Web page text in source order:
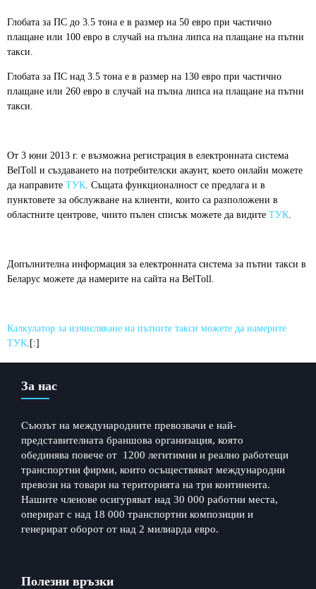
Глобата за ПС до 3.5 тона е в размер на 50 евро при частично
плащане или 100 eвро в случай на пълна липса на плащане на пътни
такси.
Глобата за ПС над 3.5 тона е в размер на 130 евро при частично
плащане или 260 eвро в случай на пълна липса на плащане на пътни
такси.
От 3 юни 2013 г. е възможна регистрация в електронната система
BelToll и създаването на потребителски акаунт, което онлайн можете
да направите ТУК. Същата функционалност се предлага и в
пунктовете за обслужване на клиенти, които са разположени в
областните центрове, чиито пълен списък можете да видите ТУК.
Допълнителна информация за електронната система за пътни такси в
Беларус можете да намерите на сайтa на BelToll.
Калкулатор за изчисляване на пътните такси можете да намерите
ТУК.[:]
За нас
Съюзът на международните превозвачи е най-
представителната браншова организация, която
обединява повече от 1200 легитимни и реално работещи
транспортни фирми, които осъществяват международни
превози на товари на територията на три континента.
Нашите членове осигуряват над 30 000 работни места,
оперират с над 18 000 транспортни композиции и
генерират оборот от над 2 милиарда евро.
Полезни връзки